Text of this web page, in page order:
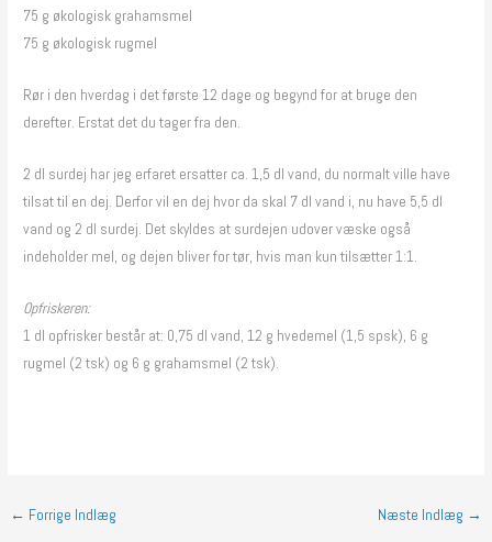
75 g økologisk grahamsmel
75 g økologisk rugmel
Rør i den hverdag i det første 12 dage og begynd for at bruge den
derefter. Erstat det du tager fra den.
2 dl surdej har jeg erfaret ersatter ca. 1,5 dl vand, du normalt ville have
tilsat til en dej. Derfor vil en dej hvor da skal 7 dl vand i, nu have 5,5 dl
vand og 2 dl surdej. Det skyldes at surdejen udover væske også
indeholder mel, og dejen bliver for tør, hvis man kun tilsætter 1:1.
Opfriskeren:
1 dl opfrisker består at: 0,75 dl vand, 12 g hvedemel (1,5 spsk), 6 g
rugmel (2 tsk) og 6 g grahamsmel (2 tsk).
← Forrige Indlæg Næste Indlæg →